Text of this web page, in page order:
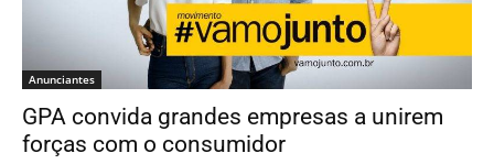
Anunciantes
GPA convida grandes empresas a unirem
forças com o consumidor